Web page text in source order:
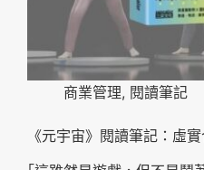
商業管理, 閱讀筆記
《元宇宙》閱讀筆記：虛